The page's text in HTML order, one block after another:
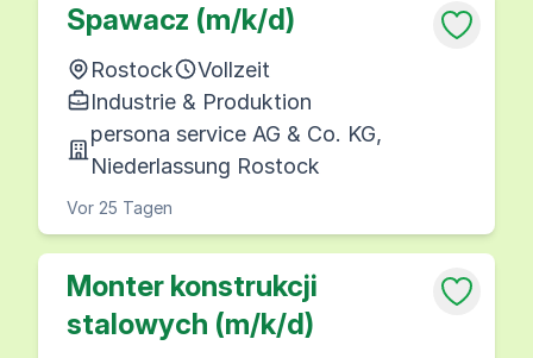
Spawacz (m/k/d)
Rostock
Vollzeit
Industrie & Produktion
persona service AG & Co. KG,
Niederlassung Rostock
Vor 25 Tagen
Monter konstrukcji
stalowych (m/k/d)